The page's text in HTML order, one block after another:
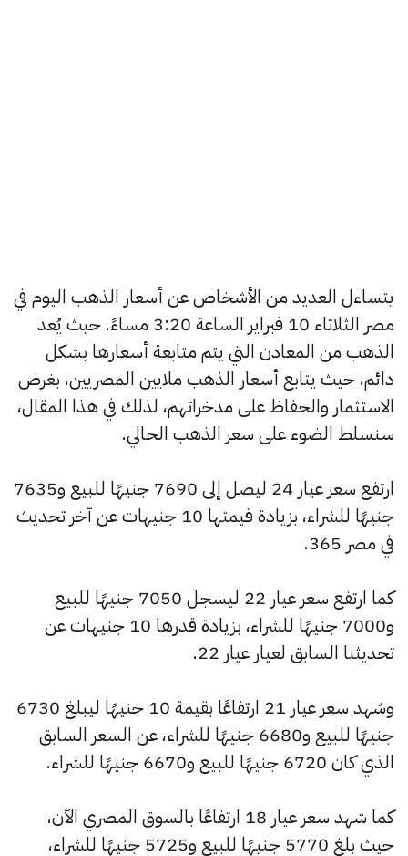
يتساءل العديد من الأشخاص عن أسعار الذهب اليوم في
مصر الثلاثاء 10 فبراير الساعة 3:20 مساءً. حيث يُعد
الذهب من المعادن التي يتم متابعة أسعارها بشكل
دائم، حيث يتابع أسعار الذهب ملايين المصريين، بغرض
الاستثمار والحفاظ على مدخراتهم، لذلك في هذا المقال،
سنسلط الضوء على سعر الذهب الحالي.
ارتفع سعر عيار 24 ليصل إلى 7690 جنيهًا للبيع و7635
جنيهًا للشراء، بزيادة قيمتها 10 جنيهات عن آخر تحديث
في مصر 365.
كما ارتفع سعر عيار 22 ليسجل 7050 جنيهًا للبيع
و7000 جنيهًا للشراء، بزيادة قدرها 10 جنيهات عن
تحديثنا السابق لعيار عيار 22.
وشهد سعر عيار 21 ارتفاعًا بقيمة 10 جنيهًا ليبلغ 6730
جنيهًا للبيع و6680 جنيهًا للشراء، عن السعر السابق
الذي كان 6720 جنيهًا للبيع و6670 جنيهًا للشراء.
كما شهد سعر عيار 18 ارتفاعًا بالسوق المصري الآن،
حيث بلغ 5770 جنيهًا للبيع و5725 جنيهًا للشراء،